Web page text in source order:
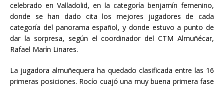
celebrado en Valladolid, en la categoría benjamín femenino,
donde se han dado cita los mejores jugadores de cada
categoría del panorama español, y donde estuvo a punto de
dar la sorpresa, según el coordinador del CTM Almuñécar,
Rafael Marín Linares.
La jugadora almuñequera ha quedado clasificada entre las 16
primeras posiciones. Rocío cuajó una muy buena primera fase